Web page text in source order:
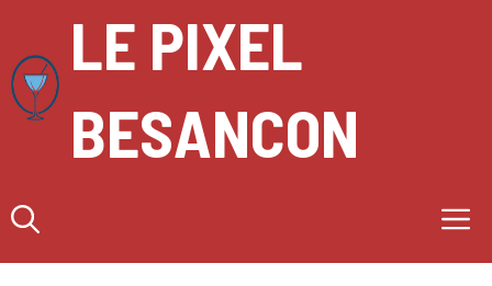
contenu LE PIXEL
BESANCON